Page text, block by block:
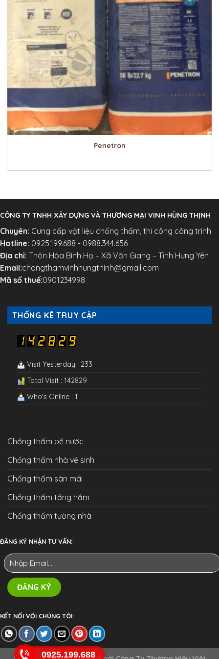
Penetron
CÔNG TY TNHH XÂY DỰNG VÀ THƯƠNG MẠI VINH HÙNG THỊNH
Chuyên: Cung cấp vật liệu chống thấm, thi công công trình
Hotline: 0925.199.688 - 0988.344.656
Địa chỉ: Thôn Hòa Bình Hạ – Xã Văn Giang – Tỉnh Hưng Yên
Email:chongthamvinhhungthinh@gmail.com
Mã số thuế:0901234998
THỐNG KÊ TRUY CẬP
Visit Yesterday : 233
Total Visit : 142829
Who's Online : 1
Chống thấm bể nước
Chống thấm nhà vệ sinh
Chống thấm sàn mái
Chống thấm tầng hầm
Chống thấm tường nhà
ĐĂNG KÝ NHẬN TƯ VẤN:
KẾT NỐI VỚI CHÚNG TÔI:
0925.199.688